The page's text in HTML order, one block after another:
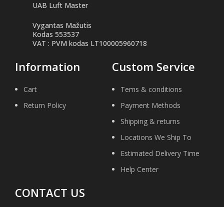
UAB Luft Master
Vygantas Mažutis
Kodas 553537
VAT : PVM kodas LT100005960718
Information
Cart
Return Policy
Custom Service
Tems & conditions
Payment Methods
Shipping & returns
Locations We Ship To
Estimated Delivery Time
Help Center
CONTACT US